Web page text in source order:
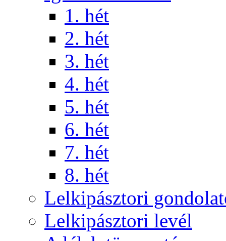
1. hét
2. hét
3. hét
4. hét
5. hét
6. hét
7. hét
8. hét
Lelkipásztori
Lelkipásztori levél